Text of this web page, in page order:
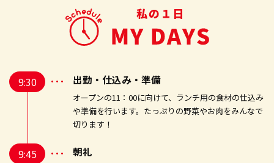
9:30 出勤・仕込み・準備
オープンの11：00に向けて、ランチ用の食材の仕込み
や準備を行います。たっぷりの野菜やお肉をみんなで
切ります！
9:45 朝礼